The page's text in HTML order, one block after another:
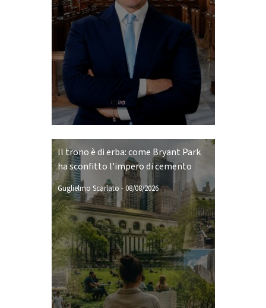
Il trono è di erba: come Bryant Park
ha sconfitto l’impero di cemento
Guglielmo Scarlato -08/08/2026